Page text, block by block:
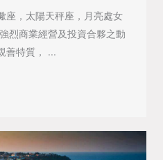
座，太陽天秤座，月亮處女
烈商業經營及投資合夥之動
善特質， ...